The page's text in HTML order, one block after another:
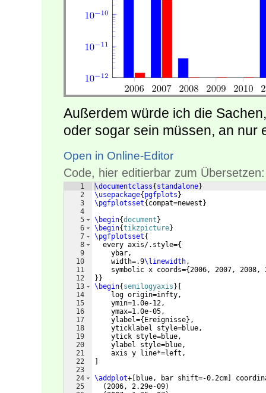
Außerdem würde ich die
oder sogar sein müssen, an nur
Open in Online-Editor
Code, hier editierbar zum Übersetzen:
1
2
3
4
5
6
7
8
9
10
11
12
13
14
15
16
17
18
19
20
21
22
23
24
25
\documentclass{ standalone}
\usepackage{ pgfplots }
\pgfplotsset{ compat=newest }
\begin{document }
\begin{tikzpicture}
\pgfplotsset{
  every axis/.style=
{
    ybar,
    width=.9
\linewidth,
    symbolic x coords=
{2006, 2007, 2008,
}}
\begin{ semilogyaxis }
    log origin=infty,
    ymin=1.0e-12,
    ymax=1.0e-05,
    ylabel=
{ Ereignisse} ,
    yticklabel style=blue,
    ytick style=blue,
    ylabel style=blue,
    axis y line*=left,
\addplot+ blue, bar shift=-0.2cm
(2006, 2.29e-09)